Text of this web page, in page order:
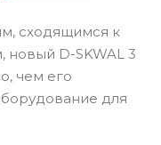
сходящимся к
D-SKWAL 3
чем его
для